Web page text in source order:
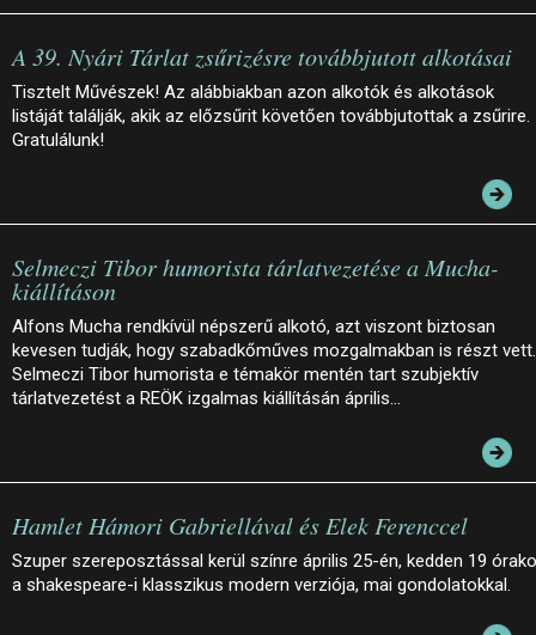
A 39. Nyári Tárlat zsűrizésre továbbjutott alkotásai
Tisztelt Művészek! Az alábbiakban azon alkotók és alkotások
listáját találják, akik az előzsűrit követően továbbjutottak a zsűrire.
Gratulálunk!
Selmeczi Tibor humorista tárlatvezetése a Mucha-
kiállításon
Alfons Mucha rendkívül népszerű alkotó, azt viszont biztosan
kevesen tudják, hogy szabadkőműves mozgalmakban is részt vett.
Selmeczi Tibor humorista e témakör mentén tart szubjektív
tárlatvezetést a REÖK izgalmas kiállításán április…
Hamlet Hámori Gabriellával és Elek Ferenccel
Szuper szereposztással kerül színre április 25-én, kedden 19
a shakespeare-i klasszikus modern verziója, mai gondolatokkal.